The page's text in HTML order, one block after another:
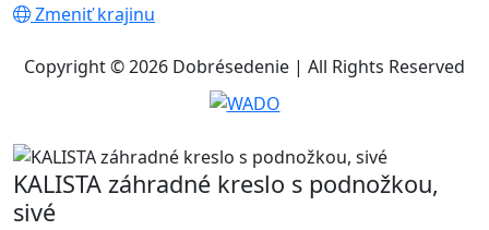
Zmeniť krajinu
Copyright © 2026 Dobrésedenie | All Rights Reserved
KALISTA záhradné kreslo s podnožkou,
sivé